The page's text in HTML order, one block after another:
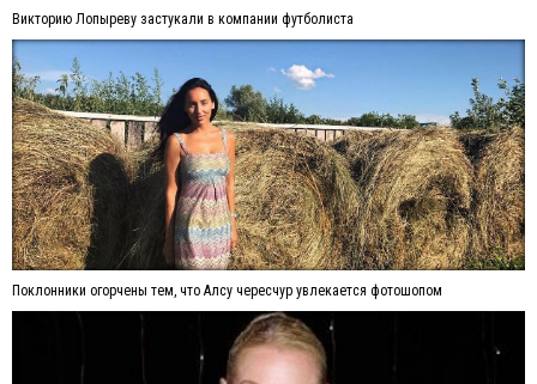
Викторию Лопыреву застукали в компании футболиста
Поклонники огорчены тем, что Алсу чересчур увлекается фотошопом